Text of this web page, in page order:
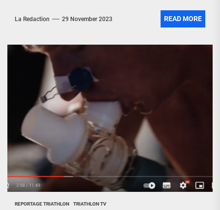
La Redaction 29 November 2023 READ MORE
REPORTAGE TRIATHLON TRIATHLON TV